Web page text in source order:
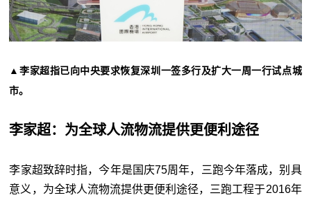
▲李家超指已向中央要求恢复深圳一签多行及扩大一周一行试点城
市。
李家超：为全球人流物流提供更便利途径
李家超致辞时指，今年是国庆75周年，三跑今年落成，别具
意义，为全球人流物流提供更便利途径，三跑工程于2016年